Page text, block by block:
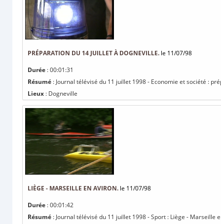
PRÉPARATION DU 14 JUILLET À DOGNEVILLE. le 11/07/98
Durée : 00:01:31
Résumé : Journal télévisé du 11 juillet 1998 - Economie et société :
Lieux : Dogneville
LIÈGE - MARSEILLE EN AVIRON. le 11/07/98
Durée : 00:01:42
Résumé : Journal télévisé du 11 juillet 1998 - Sport : Liège - Marseille